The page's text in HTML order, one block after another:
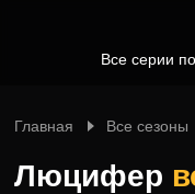
Все серии
Главная Все сезоны
Люцифер